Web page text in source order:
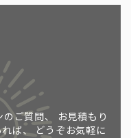
ご質問、
お見積もり
ば、 どうぞお気軽に